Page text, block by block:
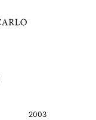
2003